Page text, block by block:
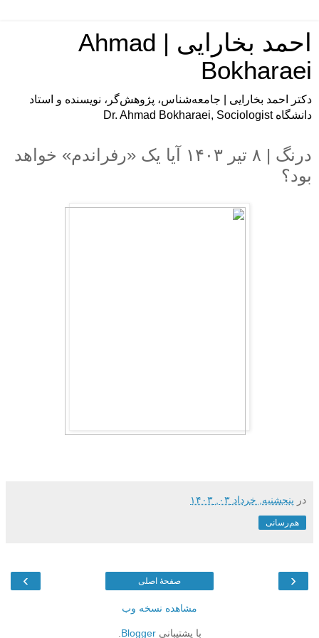
احمد بخارایی | Ahmad
Bokharaei
دکتر احمد بخارایی | جامعه‌شناس، پژوهش‌گر، نویسنده و استاد
دانشگاه Dr. Ahmad Bokharaei, Sociologist
درنگ | ۸ تیر ۱۴۰۳ آیا یک «رفراندم» خواهد
بود؟
در پنجشنبه, خرداد ۰۳, ۱۴۰۳
هم‌رسانی
‹
› صفحهٔ اصلی
مشاهده نسخه وب
با پشتیبانیBlogger